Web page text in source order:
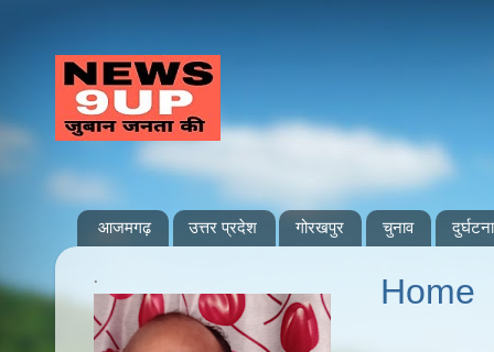
आजमगढ़ उत्तर प्रदेश गोरखपुर चुनाव दुर्घटना
Home
.